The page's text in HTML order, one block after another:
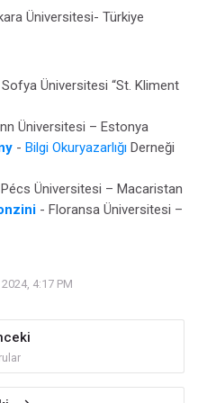
Üniversitesi- Türkiye
Sofya Üniversitesi “St. Kliment
Üniversitesi – Estonya
- Bilgi Okuryazarlığı Derneği
Pécs Üniversitesi – Macaristan
- Floransa Üniversitesi –
4:17 PM